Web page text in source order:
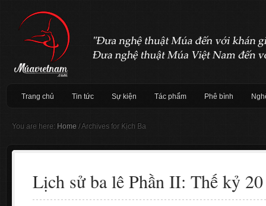
Trang chủ Tin tức Sự kiện Tác phẩm Phê bình
You are here: Home /Archives for Kịch Ba
Lịch sử ba lê Phần II: Thế kỷ